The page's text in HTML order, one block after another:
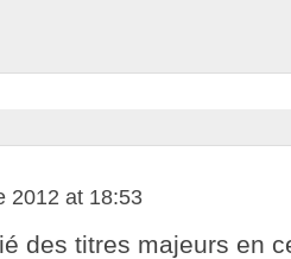
2012 at 18:53
des titres majeurs en